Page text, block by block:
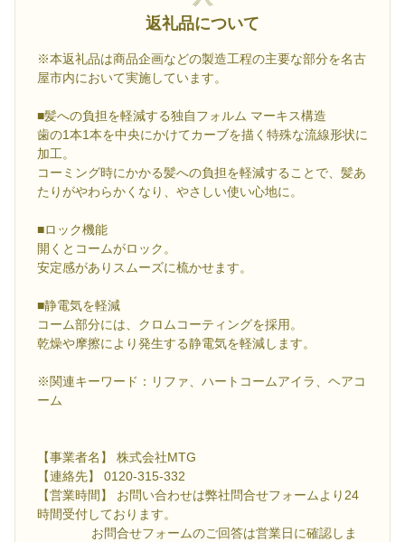
返礼品について
※本返礼品は商品企画などの製造工程の主要な部分を名古
屋市内において実施しています。
■髪への負担を軽減する独自フォルム マーキス構造
歯の1本1本を中央にかけてカーブを描く特殊な流線形状に
加工。
コーミング時にかかる髪への負担を軽減することで、髪あ
たりがやわらかくなり、やさしい使い心地に。
■ロック機能
開くとコームがロック。
安定感がありスムーズに梳かせます。
■静電気を軽減
コーム部分には、クロムコーティングを採用。
乾燥や摩擦により発生する静電気を軽減します。
※関連キーワード：リファ、ハートコームアイラ、ヘアコ
ーム
【事業者名】 株式会社MTG
【連絡先】 0120-315-332
【営業時間】 お問い合わせは弊社問合せフォームより24
時間受付しております。
お問合せフォームのご回答は営業日に確認しま